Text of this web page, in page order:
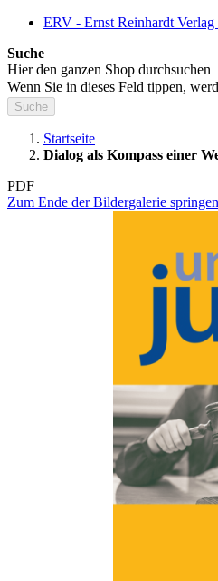
ERV - Ernst Reinhardt Verlag
Suche
Hier den ganzen Shop durchsuchen
Wenn Sie in dieses Feld tippen,
Suche
Startseite
Dialog als Kompass einer
PDF
Zum Ende der Bildergalerie springen